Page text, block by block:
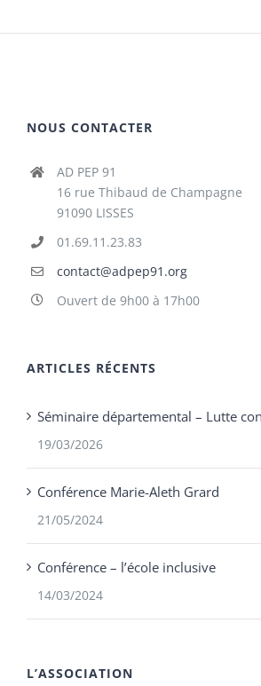
NOUS CONTACTER
AD PEP 91
16 rue Thibaud de Champagne
91090 LISSES
01.69.11.23.83
contact@adpep91.org
Ouvert de 9h00 à 17h00
ARTICLES RÉCENTS
Séminaire départemental – Lutte
19/03/2026
Conférence Marie-Aleth Grard
21/05/2024
Conférence – l’école inclusive
14/03/2024
L’ASSOCIATION